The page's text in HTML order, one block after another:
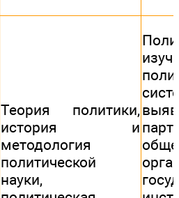
Теория политики,
история и
методология
политической
науки,